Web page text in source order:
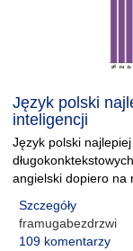
Język polski
inteligencji
Język polski
angielski dopiero na
Szczegóły
framugabezdrzwi
109 komentarzy